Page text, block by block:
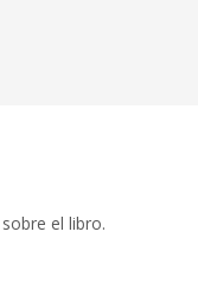
el libro.